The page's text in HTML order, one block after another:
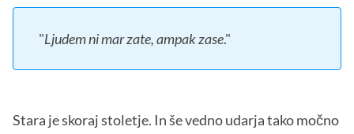
"Ljudem ni mar zate, ampak zase."
Stara je skoraj stoletje. In še vedno udarja tako močno